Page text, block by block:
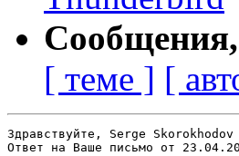
[ теме ] [
Здравствуйте, Serge Skorokhodov
Ответ на Ваше письмо от